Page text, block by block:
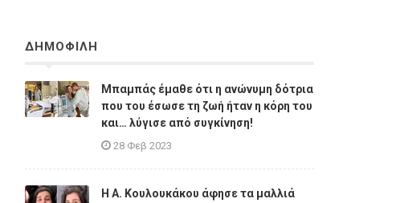
ΔΗΜΟΦΙΛΗ
Μπαμπάς έμαθε ότι η ανώνυμη δότρια
που του έσωσε τη ζωή ήταν η κόρη του
και… λύγισε από συγκίνηση!
28 Φεβ 2023
Η A. Κουλουκάκου άφησε τα μαλλιά